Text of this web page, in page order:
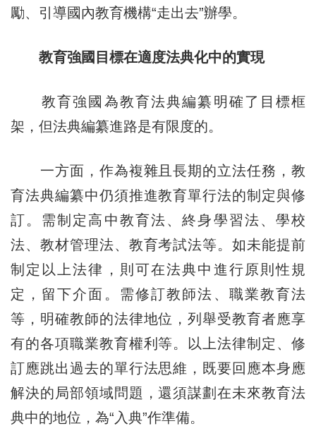
勵、引導國內教育機構“走出去”辦學。
教育強國目標在適度法典化中的實現
教育強國為教育法典編纂明確了目標框
架，但法典編纂進路是有限度的。
一方面，作為複雜且長期的立法任務，教
育法典編纂中仍須推進教育單行法的制定與修
訂。需制定高中教育法、終身學習法、學校
法、教材管理法、教育考試法等。如未能提前
制定以上法律，則可在法典中進行原則性規
定，留下介面。需修訂教師法、職業教育法
等，明確教師的法律地位，列舉受教育者應享
有的各項職業教育權利等。以上法律制定、修
訂應跳出過去的單行法思維，既要回應本身應
解決的局部領域問題，還須謀劃在未來教育法
典中的地位，為“入典”作準備。